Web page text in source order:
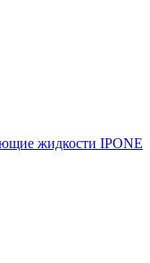
жидкости IPONE